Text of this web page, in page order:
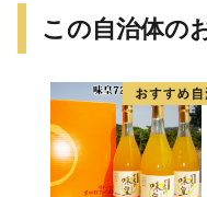
この自治体の